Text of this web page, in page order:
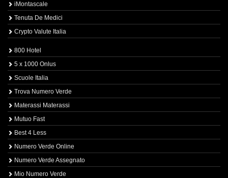
iMontascale
Tenuta De Medici
Crypto Valute Italia
800 Hotel
5 x 1000 Onlus
Scuole Italia
Trova Numero Verde
Materassi Materassi
Mutuo Fast
Best 4 Less
Numero Verde Online
Numero Verde Assegnato
Mio Numero Verde